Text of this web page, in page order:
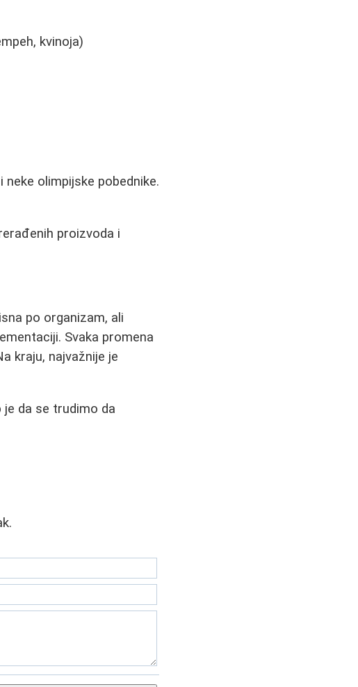
kvinoja)
olimpijske pobednike.
proizvoda i
po organizam, ali
Svaka promena
kraju, najvažnije je
da se trudimo da